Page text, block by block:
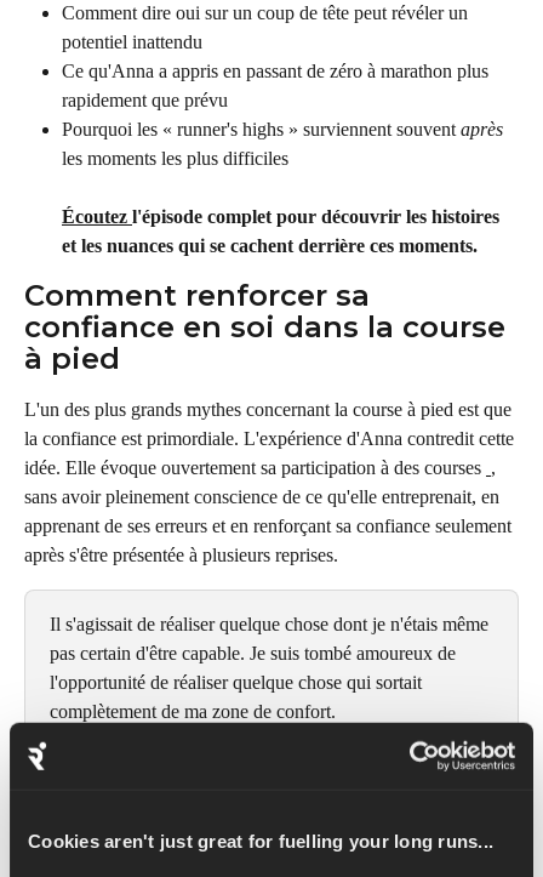
Cookies aren't just great for fuelling your long runs...
Comment dire oui sur un coup de tête peut révéler un
potentiel inattendu
Ce qu'Anna a appris en passant de zéro à marathon plus
rapidement que prévu
Pourquoi les « runner's highs » surviennent souvent après
les moments les plus difficiles
Écoutez l'épisode complet pour découvrir les histoires
et les nuances qui se cachent derrière ces moments.
Comment renforcer sa
confiance en soi dans la course
à pied
L'un des plus grands mythes concernant la course à pied est que
la confiance est primordiale. L'expérience d'Anna contredit cette
idée. Elle évoque ouvertement sa participation à des courses ,
sans avoir pleinement conscience de ce qu'elle entreprenait, en
apprenant de ses erreurs et en renforçant sa confiance seulement
après s'être présentée à plusieurs reprises.
Il s'agissait de réaliser quelque chose dont je n'étais même
pas certain d'être capable. Je suis tombé amoureux de
l'opportunité de réaliser quelque chose qui sortait
complètement de ma zone de confort.
marathon de Londres, en passant par et son questionnement sur